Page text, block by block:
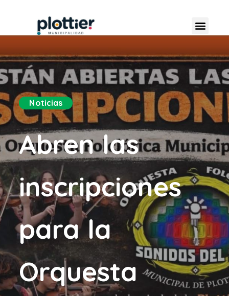
Noticias
Abren las
inscripciones
para la
Orquesta